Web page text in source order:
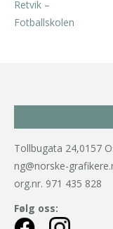
Tollbugata 24,0157
ng@norske-
org.nr. 971 435 828
Følg oss: